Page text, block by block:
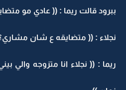
ببرود قالت ريما : (( عادي مو
نجلاء : (( متضايقه ع شان
ريما : (( نجلاء انا متزوجه والي